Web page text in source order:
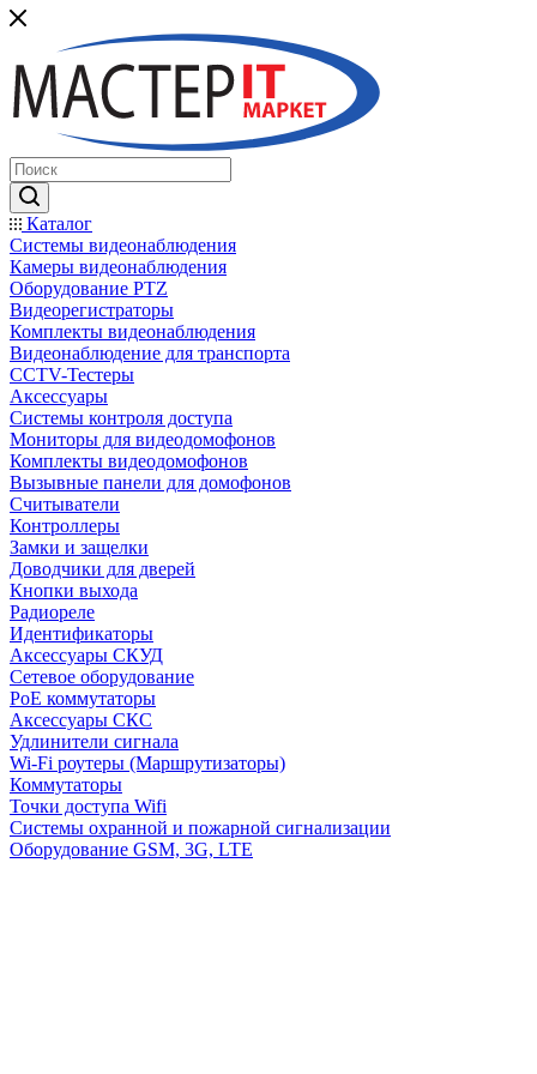
Каталог
Системы видеонаблюдения
Камеры видеонаблюдения
Оборудование PTZ
Видеорегистраторы
Комплекты видеонаблюдения
Видеонаблюдение для транспорта
CCTV-Тестеры
Аксессуары
Системы контроля доступа
Мониторы для видеодомофонов
Комплекты видеодомофонов
Вызывные панели для домофонов
Считыватели
Контроллеры
Замки и защелки
Доводчики для дверей
Кнопки выхода
Радиореле
Идентификаторы
Аксессуары СКУД
Сетевое оборудование
PoE коммутаторы
Аксессуары СКС
Удлинители сигнала
Wi-Fi роутеры (Маршрутизаторы)
Коммутаторы
Точки доступа Wifi
Системы охранной и пожарной сигнализации
Оборудование GSM, 3G, LTE